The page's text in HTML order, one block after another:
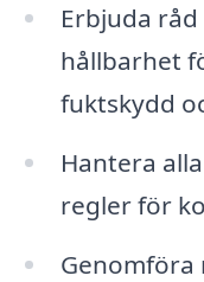
Erbjuda
hållbarhet
fuktskydd
Hantera
regler för